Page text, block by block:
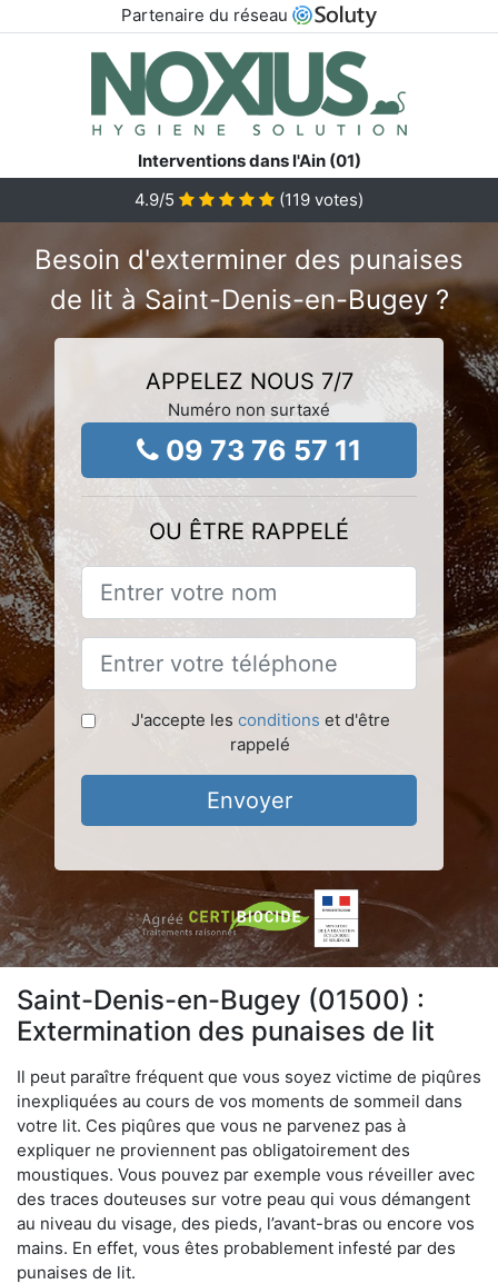
Partenaire du réseau
Interventions dans l'Ain (01)
4.9/5 (119 votes)
Besoin d'exterminer des punaises
de lit à Saint-Denis-en-Bugey ?
APPELEZ NOUS 7/7
Numéro non surtaxé
09 73 76 57 11
OU ÊTRE RAPPELÉ
J'accepte les conditions et d'être
rappelé
Envoyer
Saint-Denis-en-Bugey (01500) :
Extermination des punaises de lit
Il peut paraître fréquent que vous soyez victime de piqûres
inexpliquées au cours de vos moments de sommeil dans
votre lit. Ces piqûres que vous ne parvenez pas à
expliquer ne proviennent pas obligatoirement des
moustiques. Vous pouvez par exemple vous réveiller avec
des traces douteuses sur votre peau qui vous démangent
au niveau du visage, des pieds, l’avant-bras ou encore vos
mains. En effet, vous êtes probablement infesté par des
punaises de lit.